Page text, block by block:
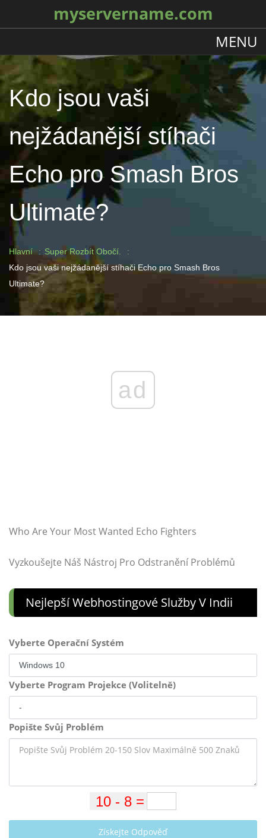
myservername.com
MENU
Kdo jsou vaši
nejžádanější stíhači
Echo pro Smash Bros
Ultimate?
Hlavní
Super Rozbít Obočí.
Kdo jsou vaši nejžádanější stíhači Echo pro Smash Bros
Ultimate?
ad
Who Are Your Most Wanted Echo Fighters
Vyzkoušejte Náš Nástroj Pro Odstranění Problémů
Nejlepší Webhostingové Služby V Indii
Vyberte Operační Systém
Vyberte Program Projekce (Volitelně)
Popište Svůj Problém
Získejte Odpověď